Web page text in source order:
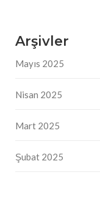
Arşivler
Mayıs 2025
Nisan 2025
Mart 2025
Şubat 2025